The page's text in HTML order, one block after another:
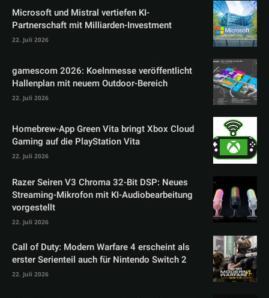
Microsoft und Mistral vertiefen KI-
Partnerschaft mit Milliarden-Investment
22. Juli 2026
gamescom 2026: Koelnmesse veröffentlicht
Hallenplan mit neuem Outdoor-Bereich
22. Juli 2026
Homebrew-App Green Vita bringt Xbox Cloud
Gaming auf die PlayStation Vita
22. Juli 2026
Razer Seiren V3 Chroma 32-Bit DSP: Neues
Streaming-Mikrofon mit KI-Audiobearbeitung
vorgestellt
22. Juli 2026
Call of Duty: Modern Warfare 4 erscheint als
erster Serienteil auch für Nintendo Switch 2
22. Juli 2026